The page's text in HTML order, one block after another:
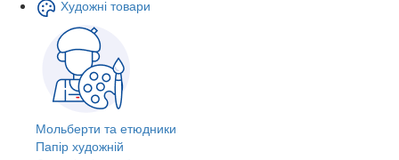
Художні товари
Мольберти та етюдники
Папір художній